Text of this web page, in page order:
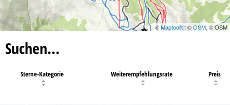
©Maptoolkit©OSM, © OSM
Suchen…
Sterne-Kategorie Weiterempfehlungsrate Preis